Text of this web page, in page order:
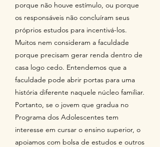
porque não houve estímulo, ou porque
os responsáveis não concluíram seus
próprios estudos para incentivá-los.
Muitos nem consideram a faculdade
porque precisam gerar renda dentro de
casa logo cedo. Entendemos que a
faculdade pode abrir portas para uma
história diferente naquele núcleo familiar.
Portanto, se o jovem que gradua no
Programa dos Adolescentes tem
interesse em cursar o ensino superior, o
apoiamos com bolsa de estudos e outros